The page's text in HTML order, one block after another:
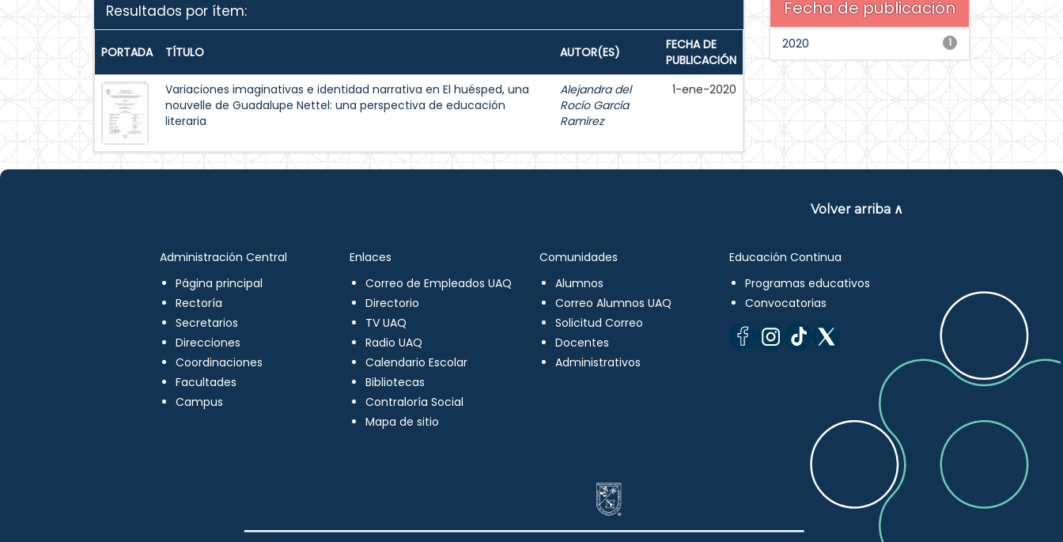
Resultados por ítem:
PORTADA TÍTULO AUTOR(ES)
FECHA DE
PUBLICACIÓN
Variaciones imaginativas e identidad narrativa en El huésped, una
nouvelle de Guadalupe Nettel: una perspectiva de educación
literaria
Alejandra del
Rocío García
Ramírez
1-ene-2020
Fecha de publicación
1
2020
Volver arriba ∧
Administración Central
Página principal
Rectoría
Secretarios
Direcciones
Coordinaciones
Facultades
Campus
Enlaces
Correo de Empleados UAQ
Directorio
TV UAQ
Radio UAQ
Calendario Escolar
Bibliotecas
Contraloría Social
Mapa de sitio
Comunidades
Alumnos
Correo Alumnos UAQ
Solicitud Correo
Docentes
Administrativos
Educación Continua
Programas educativos
Convocatorias